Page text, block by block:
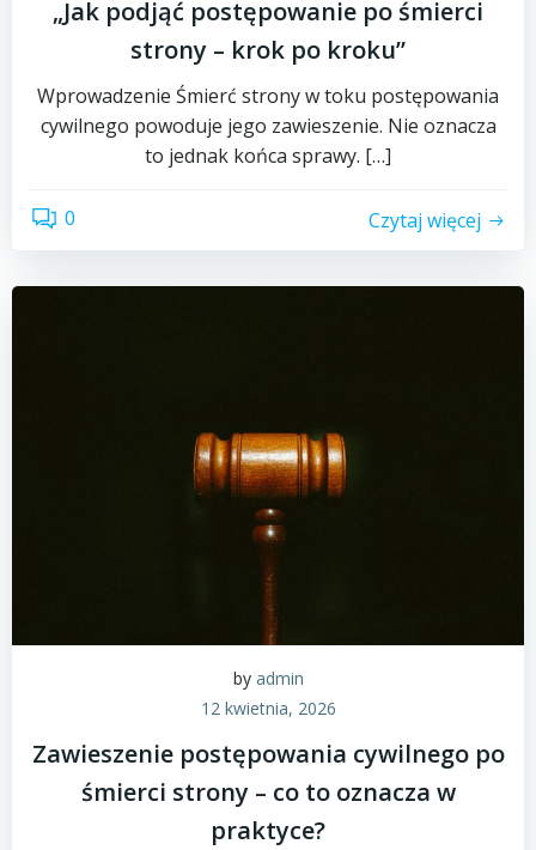
„Jak podjąć postępowanie po śmierci
strony – krok po kroku”
Wprowadzenie Śmierć strony w toku postępowania
cywilnego powoduje jego zawieszenie. Nie oznacza
to jednak końca sprawy. […]
0 Czytaj więcej
by admin
12 kwietnia, 2026
Zawieszenie postępowania cywilnego po
śmierci strony – co to oznacza w
praktyce?